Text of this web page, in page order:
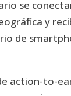
se
y
de
action-to-